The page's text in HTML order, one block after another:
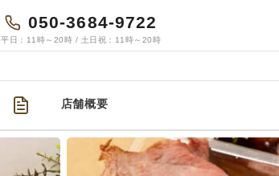
050-3684-9722
平日：11時～20時 / 土日祝：11時～20時
店舗概要